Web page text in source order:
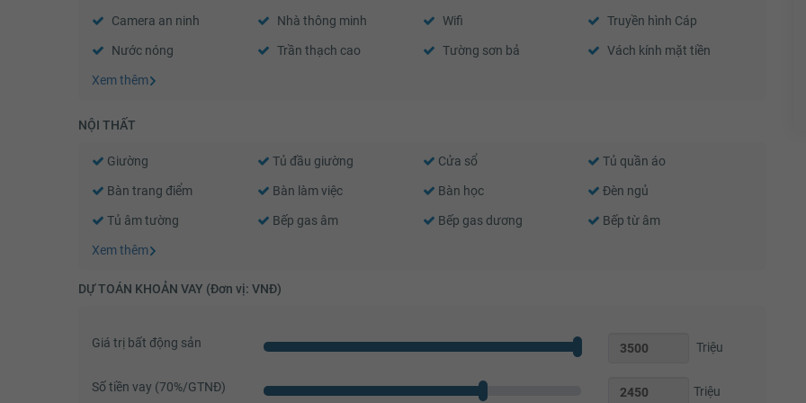
Camera an ninh Nhà thông minh Wifi Truyền hình Cáp
Nước nóng Trần thạch cao Tường sơn bả Vách kính mặt tiền
Xem thêm
NỘI THẤT
Giường Tủ đầu giường Cửa sổ Tủ quần áo
Bàn trang điểm Bàn làm việc Bàn học Đèn ngủ
Tủ âm tường Bếp gas âm Bếp gas dương Bếp từ âm
Xem thêm
DỰ TOÁN KHOẢN VAY (Đơn vị: VNĐ)
Giá trị bất động sản Triệu
Số tiền vay (70%/GTNĐ) Triệu